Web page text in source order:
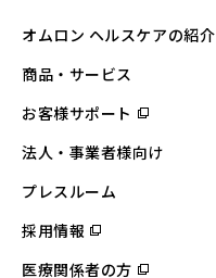
オムロン ヘルスケアの紹介
商品・サービス
お客様サポート （別
ィ
ン
法人・事業者様向け
プレスルーム
採用情報 （別
ィ
医療関係者の方 （別